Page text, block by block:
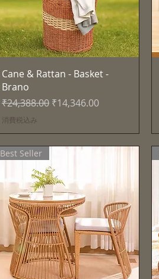
クイックビュー
Cane & Rattan - Basket -
Brano
通常価格
₹24,388.00 セール価格
₹14,346.00
消費税込み
Best Seller